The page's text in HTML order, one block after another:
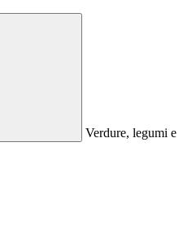
Verdure, legumi e